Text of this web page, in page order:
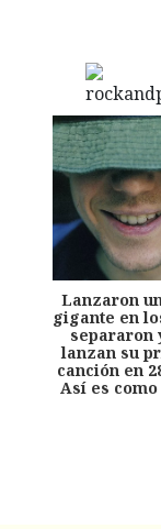
Lanzaron
gigante en
separaron
lanzan su
canción en
Así es como